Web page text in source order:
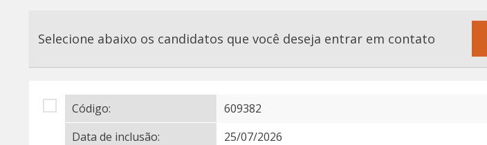
Selecione abaixo os candidatos que você deseja entrar em contato
Código:
609382
Data de inclusão:
25/07/2026